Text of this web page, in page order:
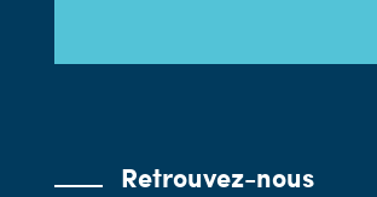
Retrouvez-nous